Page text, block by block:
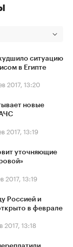
ситуацию
в Египте
2017, 13:20
новые
2017, 13:19
уточняющие
2017, 13:19
Россией и
в феврале
2017, 13:18